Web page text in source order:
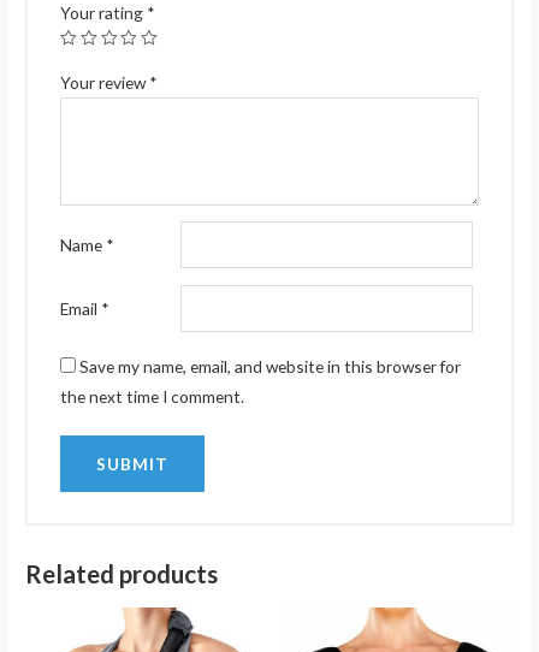
Your rating *
Your review*
Name *
Email *
Save my name, email, and website in this browser for
the next time I comment.
Related products